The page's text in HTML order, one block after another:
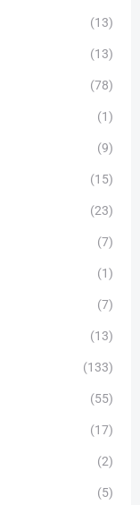
(13)
(13)
(78)
(1)
(9)
(15)
(23)
(7)
(1)
(7)
(13)
(133)
(55)
(17)
(2)
(5)